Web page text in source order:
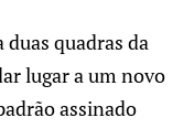
quadras da
lugar a um novo
assinado